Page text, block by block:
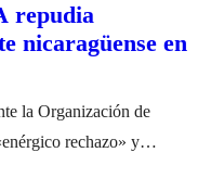
repudia
nicaragüense en
la Organización de
rechazo» y